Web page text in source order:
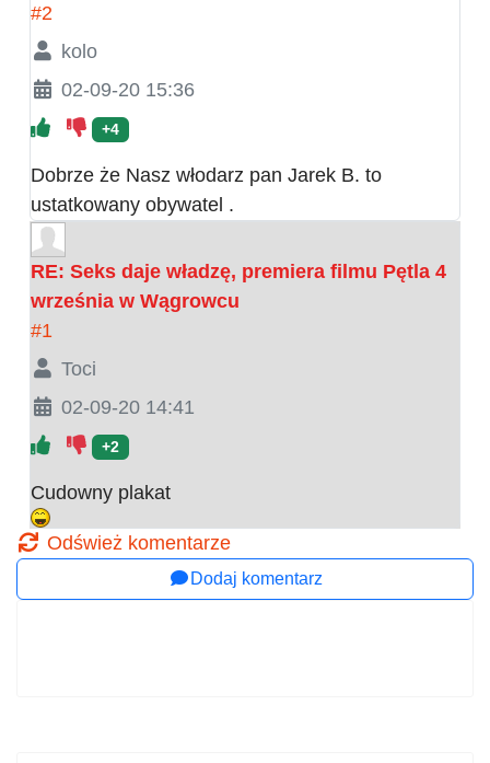
#2
kolo
02-09-20 15:36
+4
Dobrze że Nasz włodarz pan Jarek B. to
ustatkowany obywatel .
RE: Seks daje władzę, premiera filmu Pętla 4
września w Wągrowcu
#1
Toci
02-09-20 14:41
+2
Cudowny plakat
Odśwież komentarze
Dodaj komentarz